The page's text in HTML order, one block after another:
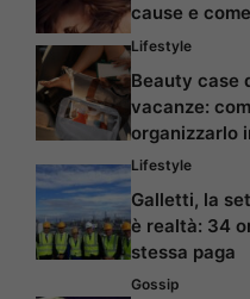
cause e
Lifestyle
Beauty case
vacanze:
organizzarlo
Lifestyle
Galletti, la
è realtà: 34
stessa paga
Gossip